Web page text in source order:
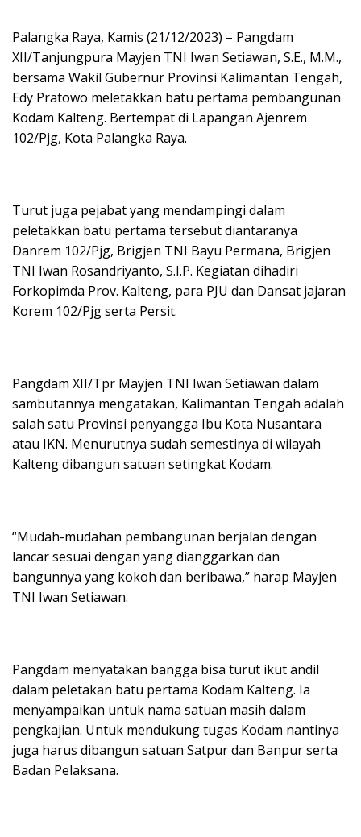
Palangka Raya, Kamis (21/12/2023) – Pangdam
XII/Tanjungpura Mayjen TNI Iwan Setiawan, S.E., M.M.,
bersama Wakil Gubernur Provinsi Kalimantan Tengah,
Edy Pratowo meletakkan batu pertama pembangunan
Kodam Kalteng. Bertempat di Lapangan Ajenrem
102/Pjg, Kota Palangka Raya.
Turut juga pejabat yang mendampingi dalam
peletakkan batu pertama tersebut diantaranya
Danrem 102/Pjg, Brigjen TNI Bayu Permana, Brigjen
TNI Iwan Rosandriyanto, S.I.P. Kegiatan dihadiri
Forkopimda Prov. Kalteng, para PJU dan Dansat jajaran
Korem 102/Pjg serta Persit.
Pangdam XII/Tpr Mayjen TNI Iwan Setiawan dalam
sambutannya mengatakan, Kalimantan Tengah adalah
salah satu Provinsi penyangga Ibu Kota Nusantara
atau IKN. Menurutnya sudah semestinya di wilayah
Kalteng dibangun satuan setingkat Kodam.
“Mudah-mudahan pembangunan berjalan dengan
lancar sesuai dengan yang dianggarkan dan
bangunnya yang kokoh dan beribawa,” harap Mayjen
TNI Iwan Setiawan.
Pangdam menyatakan bangga bisa turut ikut andil
dalam peletakan batu pertama Kodam Kalteng. Ia
menyampaikan untuk nama satuan masih dalam
pengkajian. Untuk mendukung tugas Kodam nantinya
juga harus dibangun satuan Satpur dan Banpur serta
Badan Pelaksana.